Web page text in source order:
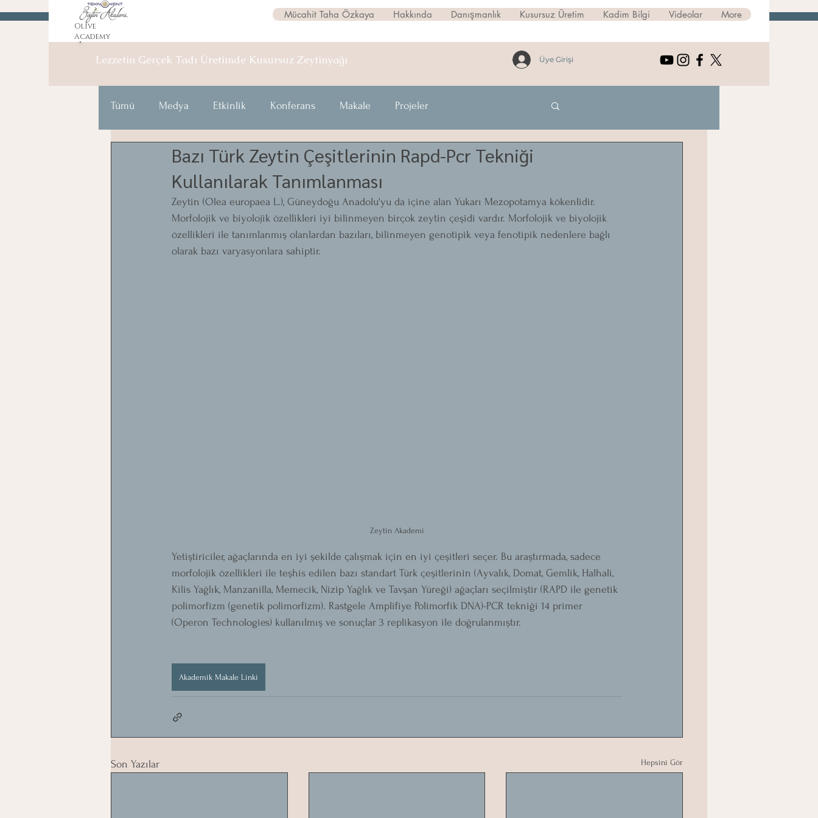
Olive
Academy
Mücahit Taha Özkaya Hakkında Danışmanlık Kusursuz Üretim Kadim Bilgi Videolar More
Lezzetin Gerçek Tadı Üretimde Kusursuz Zeytinyağı Üye Girişi
Tümü Medya Etkinlik Konferans Makale Projeler
Bazı Türk Zeytin Çeşitlerinin Rapd-Pcr Tekniği
Kullanılarak Tanımlanması
Zeytin (Olea europaea L.), Güneydoğu Anadolu'yu da içine alan Yukarı Mezopotamya kökenlidir.
Morfolojik ve biyolojik özellikleri iyi bilinmeyen birçok zeytin çeşidi vardır. Morfolojik ve biyolojik
özellikleri ile tanımlanmış olanlardan bazıları, bilinmeyen genotipik veya fenotipik nedenlere bağlı
olarak bazı varyasyonlara sahiptir.
Zeytin Akademi
Yetiştiriciler, ağaçlarında en iyi şekilde çalışmak için en iyi çeşitleri seçer. Bu araştırmada, sadece
morfolojik özellikleri ile teşhis edilen bazı standart Türk çeşitlerinin (Ayvalık, Domat, Gemlik, Halhali,
Kilis Yağlık, Manzanilla, Memecik, Nizip Yağlık ve Tavşan Yüreği) ağaçları seçilmiştir (RAPD ile genetik
polimorfizm (genetik polimorfizm). Rastgele Amplifiye Polimorfik DNA)-PCR tekniği 14 primer
(Operon Technologies) kullanılmış ve sonuçlar 3 replikasyon ile doğrulanmıştır.
Akademik Makale Linki
Son Yazılar Hepsini Gör